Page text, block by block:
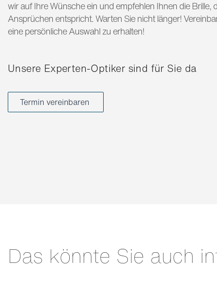
wir auf Ihre Wünsche ein und empfehlen Ihnen die Brille,
Ansprüchen entspricht. Warten Sie nicht länger!
eine persönliche Auswahl zu erhalten!
Unsere Experten-Optiker sind für Sie da
Termin vereinbaren
Das könnte Sie auch